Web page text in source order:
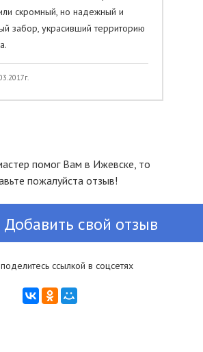
скромный, но надежный и
забор, украсивший территорию
помог Вам в Ижевске, то
пожалуйста отзыв!
Добавить свой отзыв
ссылкой в соцсетях